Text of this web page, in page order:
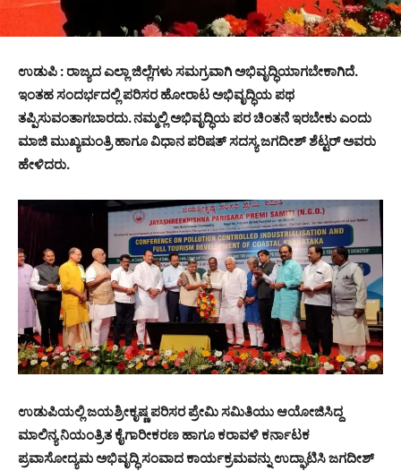
ಉಡುಪಿ : ರಾಜ್ಯದ ಎಲ್ಲಾ ಜಿಲ್ಲೆಗಳು ಸಮಗ್ರವಾಗಿ ಅಭಿವೃದ್ಧಿಯಾಗಬೇಕಾಗಿದೆ.
ಇಂತಹ ಸಂದರ್ಭದಲ್ಲಿ ಪರಿಸರ ಹೋರಾಟ ಅಭಿವೃದ್ಧಿಯ ಪಥ
ತಪ್ಪಿಸುವಂತಾಗಬಾರದು. ನಮ್ಮಲ್ಲಿ ಅಭಿವೃದ್ಧಿಯ ಪರ ಚಿಂತನೆ ಇರಬೇಕು ಎಂದು
ಮಾಜಿ ಮುಖ್ಯಮಂತ್ರಿ ಹಾಗೂ ವಿಧಾನ ಪರಿಷತ್ ಸದಸ್ಯ ಜಗದೀಶ್ ಶೆಟ್ಟರ್ ಅವರು
ಹೇಳಿದರು.
ಉಡುಪಿಯಲ್ಲಿ ಜಯಶ್ರೀಕೃಷ್ಣ ಪರಿಸರ ಪ್ರೇಮಿ ಸಮಿತಿಯು ಆಯೋಜಿಸಿದ್ದ
ಮಾಲಿನ್ಯ ನಿಯಂತ್ರಿತ ಕೈಗಾರೀಕರಣ ಹಾಗೂ ಕರಾವಳಿ ಕರ್ನಾಟಕ
ಪ್ರವಾಸೋದ್ಯಮ ಅಭಿವೃದ್ಧಿ ಸಂವಾದ ಕಾರ್ಯಕ್ರಮವನ್ನು ಉದ್ಘಾಟಿಸಿ ಜಗದೀಶ್